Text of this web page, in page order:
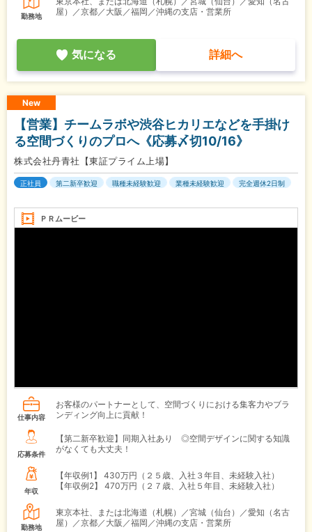
勤務地
屋）／京都／大阪／福岡／沖縄の支店・営業所
気になる 詳細へ
New
【営業】チームラボや渋谷ヒカリエなどを手掛け
る空間づくりのプロへ《応募〆切10/16》
株式会社丹青社【東証プライム上場】
正社員 第二新卒歓迎 職種未経験歓迎 業種未経験歓迎 完全週休2日制
ＰＲムービー
仕事内容
お客様のパートナーとして、空間づくりにおける集客力やブラ
ンディング向上に貢献！
応募条件
【第二新卒歓迎】同期入社あり ◎空間デザインに関する知識
がなくても大丈夫！
年収
【年収例1】
430万円（２５歳、入社３年目、未経験入社）
【年収例2】
470万円（２７歳、入社５年目、未経験入社）
勤務地
東京本社、または北海道（札幌）／宮城（仙台）／愛知（名古
屋）／京都／大阪／福岡／沖縄の支店・営業所